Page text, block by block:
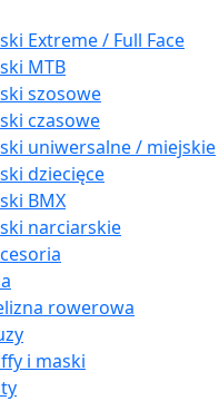
Extreme / Full Face
MTB
szosowe
czasowe
uniwersalne / miejskie
dziecięce
BMX
narciarskie
rowerowa
i maski